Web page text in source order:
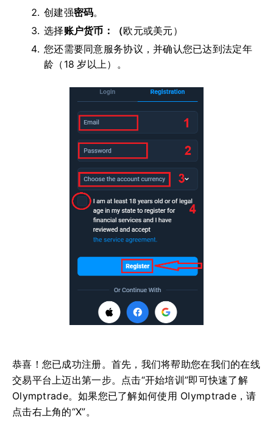
创建强密码。
选择账户货币：（欧元或美元）
您还需要同意服务协议，并确认您已达到法定年
龄（18 岁以上）。
恭喜！您已成功注册。首先，我们将帮助您在我们的在线
交易平台上迈出第一步。点击“开始培训”即可快速了解
Olymptrade。如果您已了解如何使用 Olymptrade，请
点击右上角的“X”。